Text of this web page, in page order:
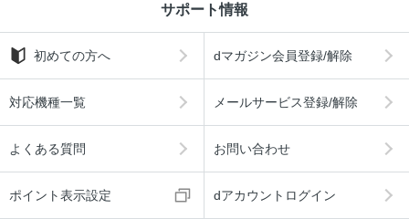
サポート情報
初めての方へ dマガジン会員登録/解除
対応機種一覧 メールサービス登録/解除
よくある質問 お問い合わせ
ポイント表示設定 dアカウントログイン